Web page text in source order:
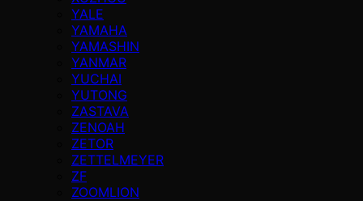
YALE
YAMAHA
YAMASHIN
YANMAR
YUCHAI
YUTONG
ZASTAVA
ZENOAH
ZETOR
ZETTELMEYER
ZF
ZOOMLION